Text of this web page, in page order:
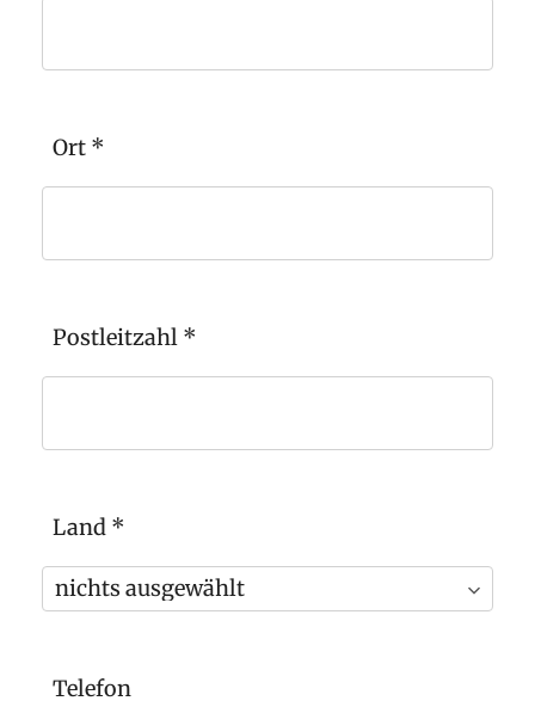
Ort *
Postleitzahl *
Land *
Telefon